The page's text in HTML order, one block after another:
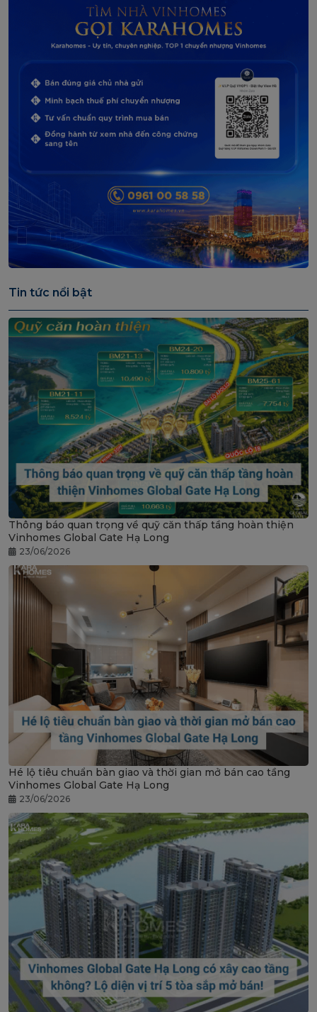
Tin tức nổi bật
Thông báo quan trọng về quỹ căn thấp tầng hoàn thiện
Vinhomes Global Gate Hạ Long
23/06/2026
Hé lộ tiêu chuẩn bàn giao và thời gian mở bán cao tầng
Vinhomes Global Gate Hạ Long
23/06/2026